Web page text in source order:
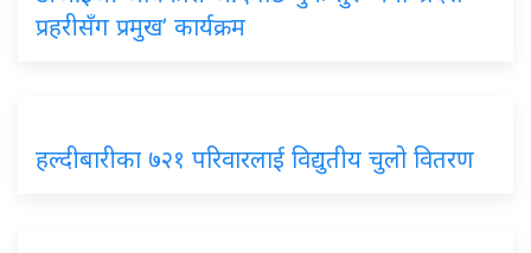
प्रहरीसँग प्रमुख’ कार्यक्रम
हल्दीबारीका ७२१ परिवारलाई विद्युतीय चुलो वितरण